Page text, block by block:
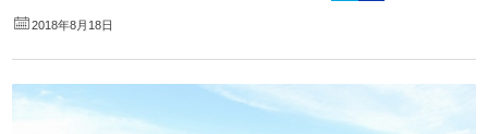
2018年8月18日